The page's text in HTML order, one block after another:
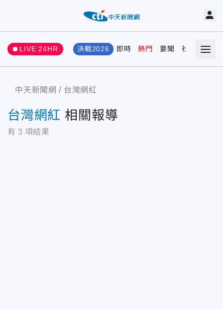
LIVE 24HR 決戰2026 即時 熱門 要聞 社會 娛樂
中天新聞網 台灣網紅
台灣網紅 相關報導
有 3 項結果